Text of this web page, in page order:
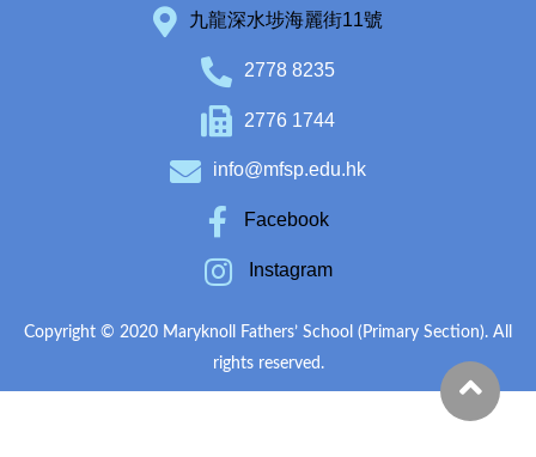
九龍深水埗海麗街11號
2778 8235
2776 1744
info@mfsp.edu.hk
Facebook
Instagram
Copyright © 2020 Maryknoll Fathers’ School (Primary Section). All
rights reserved.